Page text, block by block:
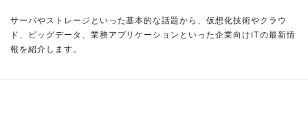
サーバやストレージといった基本的な話題から、仮想化技術やクラウ
ド、ビッグデータ、業務アプリケーションといった企業向けITの最新情
報を紹介します。